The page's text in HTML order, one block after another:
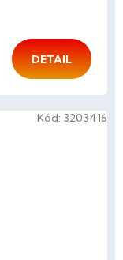
DETAIL
Kód: 3203416